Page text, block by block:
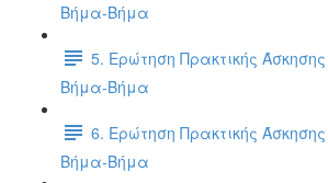
Βήμα-Βήμα
5. Ερώτηση Πρακτικής
Βήμα-Βήμα
6. Ερώτηση Πρακτικής
Βήμα-Βήμα